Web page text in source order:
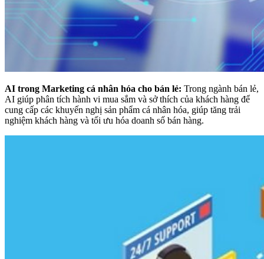
AI trong Marketing cá nhân hóa cho bán lẻ: Trong ngành bán lẻ,
AI giúp phân tích hành vi mua sắm và sở thích của khách hàng để
cung cấp các khuyến nghị sản phẩm cá nhân hóa, giúp tăng trải
nghiệm khách hàng và tối ưu hóa doanh số bán hàng.